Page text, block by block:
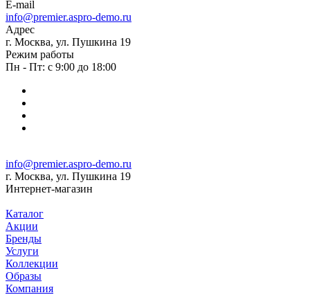
E-mail
info@premier.aspro-demo.ru
Адрес
г. Москва, ул. Пушкина 19
Режим работы
Пн - Пт: с 9:00 до 18:00
info@premier.aspro-demo.ru
г. Москва, ул. Пушкина 19
Интернет-магазин
Каталог
Акции
Бренды
Услуги
Коллекции
Образы
Компания